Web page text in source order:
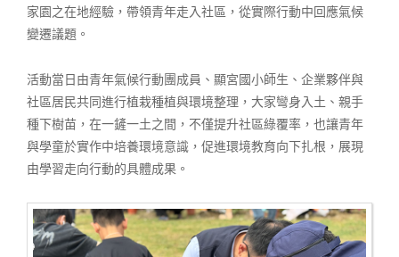
家園之在地經驗，帶領青年走入社區，從實際行動中回應氣候
變遷議題。
活動當日由青年氣候行動團成員、顯宮國小師生、企業夥伴與
社區居民共同進行植栽種植與環境整理，大家彎身入土、親手
種下樹苗，在一鏟一土之間，不僅提升社區綠覆率，也讓青年
與學童於實作中培養環境意識，促進環境教育向下扎根，展現
由學習走向行動的具體成果。